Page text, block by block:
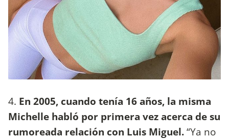
4. En 2005, cuando tenía 16 años, la misma
Michelle habló por primera vez acerca de su
rumoreada relación con Luis Miguel.“Ya no